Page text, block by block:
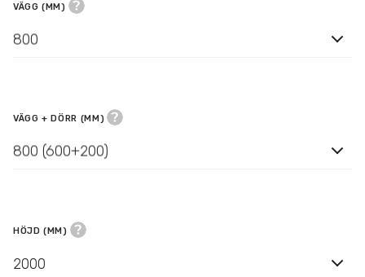
VÄGG (MM)
800
VÄGG + DÖRR (MM)
800 (600+200)
HÖJD (MM)
2000